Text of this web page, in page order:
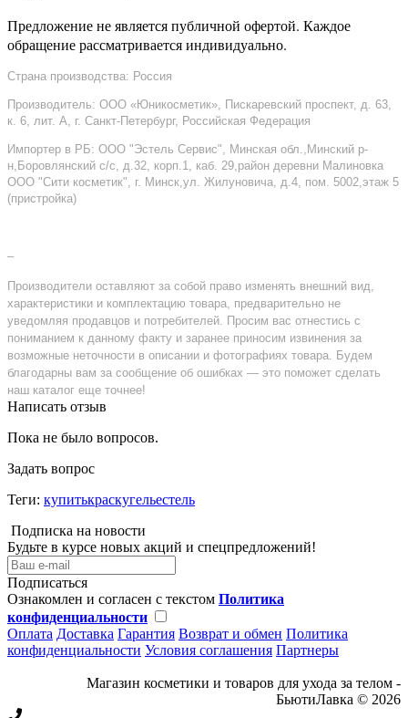
Предложение не является публичной офертой. Каждое
обращение рассматривается индивидуально.
Страна производства: Россия
Производитель: ООО «Юникосметик», Пискаревский проспект, д. 63,
к. 6, лит. А, г. Санкт-Петербург, Российская Федерация
Импортер в РБ: ООО "Эстель Сервис", Минская обл.,Минский р-
н,Боровлянский с/с, д.32, корп.1, каб. 29,район деревни Малиновка
ООО "Сити косметик", г. Минск,ул. Жилуновича, д.4, пом. 5002,этаж 5
(пристройка)
–
Производители оставляют за собой право изменять внешний вид,
характеристики и комплектацию товара, предварительно не
уведомляя продавцов и потребителей. Просим вас отнестись с
пониманием к данному факту и заранее приносим извинения за
возможные неточности в описании и фотографиях товара. Будем
благодарны вам за сообщение об ошибках — это поможет сделать
наш каталог еще точнее!
Написать отзыв
Пока не было вопросов.
Задать вопрос
Теги: купитькраскугельестель
Подписка на новости
Будьте в курсе новых акций и спецпредложений!
Подписаться
Ознакомлен и согласен с текстом Политика
конфиденциальности
Оплата Доставка Гарантия Возврат и обмен Политика
конфиденциальности Условия соглашения Партнеры
Магазин косметики и товаров для ухода за телом -
БьютиЛавка © 2026